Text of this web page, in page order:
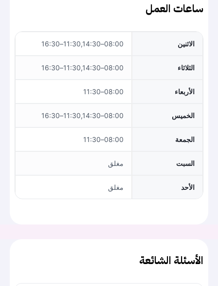
ساعات العمل
الاثنين 08:00–11:30,14:30–16:30
الثلاثاء 08:00–11:30,14:30–16:30
الأربعاء 08:00–11:30
الخميس 08:00–11:30,14:30–16:30
الجمعة 08:00–11:30
السبت مغلق
الأحد مغلق
الأسئلة الشائعة